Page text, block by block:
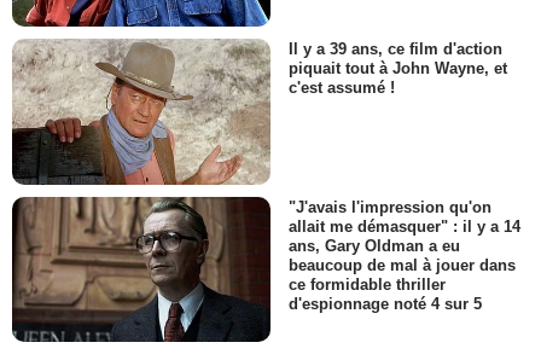
Il y a 39 ans, ce film d'action
piquait tout à John Wayne, et
c'est assumé !
"J'avais l'impression qu'on
allait me démasquer" : il y a 14
ans, Gary Oldman a eu
beaucoup de mal à jouer dans
ce formidable thriller
d'espionnage noté 4 sur 5